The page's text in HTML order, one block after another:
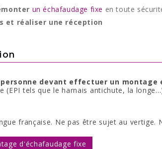
un échafaudage fixe en toute
et réaliser une réception
devant effectuer un montage
tels que le harnais antichute, la
française. Ne pas être sujet au
d'échafaudage fixe